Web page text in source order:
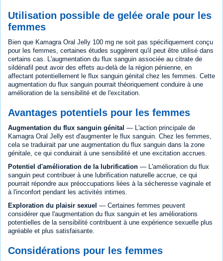
Utilisation possible de gelée orale pour les
femmes
Bien que Kamagra Oral Jelly 100 mg ne soit pas spécifiquement conçu
pour les femmes, certaines études suggèrent qu'il peut être utilisé dans
certains cas. L'augmentation du flux sanguin associée au citrate de
sildénafil peut avoir des effets au-delà de la région pénienne, en
affectant potentiellement le flux sanguin génital chez les femmes. Cette
augmentation du flux sanguin pourrait théoriquement conduire à une
amélioration de la sensibilité et de l'excitation.
Avantages potentiels pour les femmes
Augmentation du flux sanguin génital — L'action principale de
Kamagra Oral Jelly est d'augmenter le flux sanguin. Chez les femmes,
cela se traduirait par une augmentation du flux sanguin dans la zone
génitale, ce qui conduirait à une sensibilité et une excitation accrues.
Potentiel d'amélioration de la lubrification — L'amélioration du flux
sanguin peut contribuer à une lubrification naturelle accrue, ce qui
pourrait répondre aux préoccupations liées à la sécheresse vaginale et
à l'inconfort pendant les activités intimes.
Exploration du plaisir sexuel — Certaines femmes peuvent
considérer que l'augmentation du flux sanguin et les améliorations
potentielles de la sensibilité contribuent à une expérience sexuelle plus
agréable et plus satisfaisante.
Considérations pour les femmes